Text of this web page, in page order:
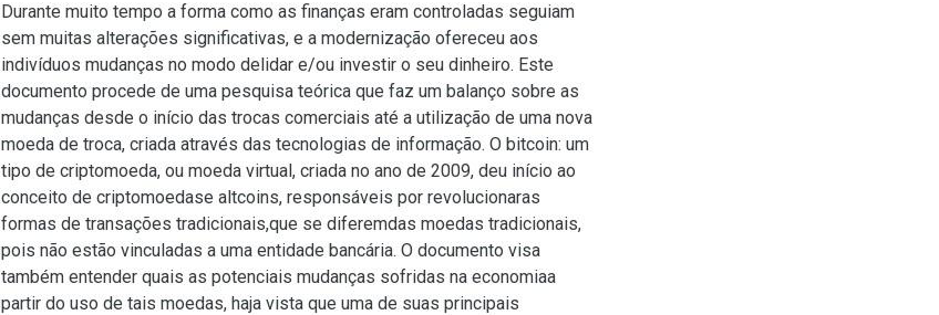
Durante muito tempo a forma como as finanças eram controladas seguiam
sem muitas alterações significativas, e a modernização ofereceu aos
indivíduos mudanças no modo delidar e/ou investir o seu dinheiro. Este
documento procede de uma pesquisa teórica que faz um balanço sobre as
mudanças desde o início das trocas comerciais até a utilização de uma nova
moeda de troca, criada através das tecnologias de informação. O bitcoin: um
tipo de criptomoeda, ou moeda virtual, criada no ano de 2009, deu início ao
conceito de criptomoedase altcoins, responsáveis por revolucionaras
formas de transações tradicionais,que se diferemdas moedas tradicionais,
pois não estão vinculadas a uma entidade bancária. O documento visa
também entender quais as potenciais mudanças sofridas na economiaa
partir do uso de tais moedas, haja vista que uma de suas principais